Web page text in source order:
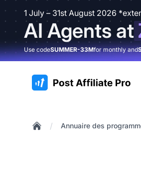
1 July – 31st August 2026
AI Agents at
Use codeSUMMER-33Mfor monthly and
:site.title
/ Annuaire des